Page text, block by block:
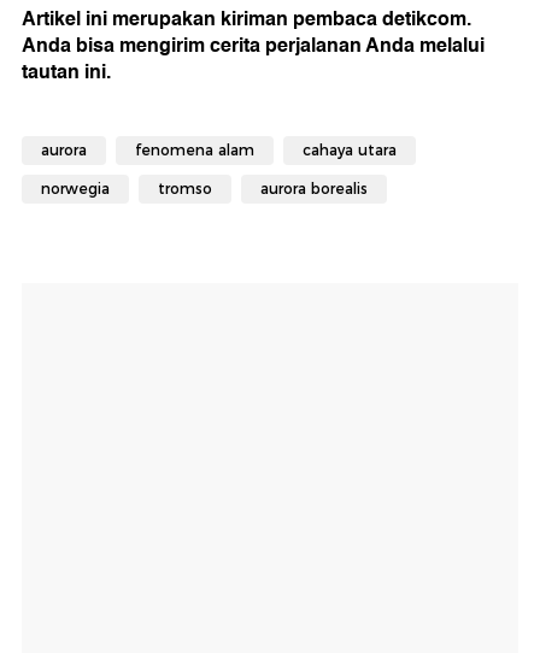
Artikel ini merupakan kiriman pembaca detikcom.
Anda bisa mengirim cerita perjalanan Anda melalui
tautan ini.
aurora fenomena alam cahaya utara
norwegia tromso aurora borealis